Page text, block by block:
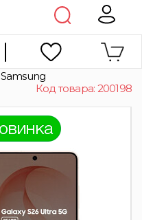
Samsung
Код товара: 200198